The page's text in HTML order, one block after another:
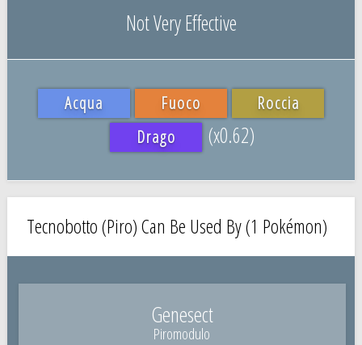
Not Very Effective
Acqua Fuoco
Roccia
Drago
(x0.62)
Tecnobotto (Piro) Can Be Used By (1 Pokémon)
Genesect
Piromodulo